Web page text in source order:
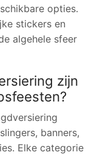
opties.
stickers en
algehele sfeer
zijn
banners,
Elke categorie